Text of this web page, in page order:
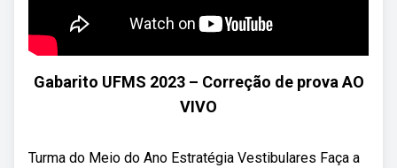
Gabarito UFMS 2023 – Correção de prova AO
VIVO
Turma do Meio do Ano Estratégia Vestibulares Faça a